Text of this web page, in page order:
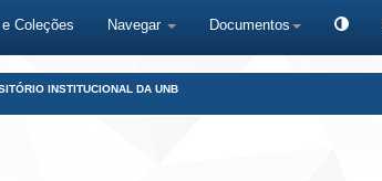
Coleções Navegar Documentos
INSTITUCIONAL DA UNB